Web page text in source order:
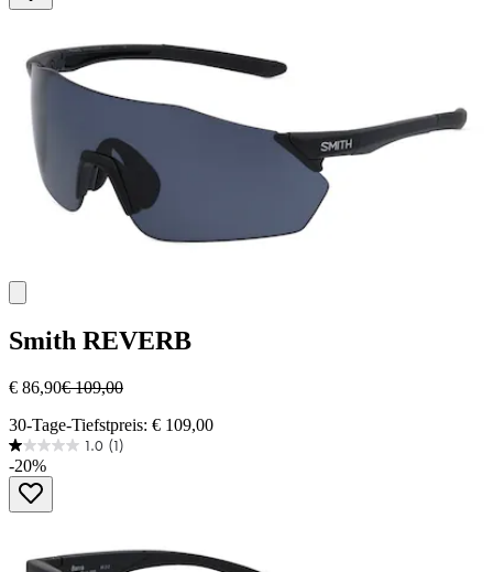
Smith REVERB
€ 86,90€ 109,00
30-Tage-Tiefstpreis: € 109,00
1.0 (1)
1.0
von
Sternen.
Bewertung
-20%